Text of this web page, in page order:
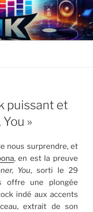
puissant et
»
nous surprendre, et
, en est la preuve
You, sorti le 29
offre une plongée
indé aux accents
extrait de son